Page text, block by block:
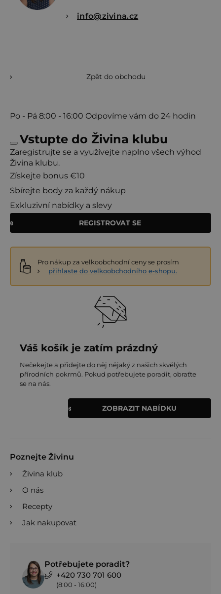
info@zivina.cz
Zpět do obchodu
Po - Pá 8:00 - 16:00 Odpovíme vám do 24 hodin
Vstupte do Živina klubu
Zaregistrujte se a využívejte naplno všech výhod
Živina klubu.
Získejte bonus €10
Sbírejte body za každý nákup
Exkluzivní nabídky a slevy
REGISTROVAT SE
Pro nákup za velkoobchodní ceny se prosím
přihlaste do velkoobchodního e-shopu.
Váš košík je zatím prázdný
Nečekejte a přidejte do něj nějaký z našich skvělých
přírodních pokrmů. Pokud potřebujete poradit, obraťte
se na nás.
ZOBRAZIT NABÍDKU
Poznejte Živinu
Živina klub
O nás
Recepty
Jak nakupovat
Potřebujete poradit?
+420 730 701 600
(8:00 - 16:00)